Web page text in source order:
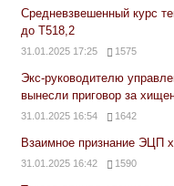
Средневзвешенный курс
до Т518,2
31.01.2025 17:25 1575
Экс-руководителю
вынесли приговор за
31.01.2025 16:54 1642
Взаимное признание ЭЦП
31.01.2025 16:42 1590